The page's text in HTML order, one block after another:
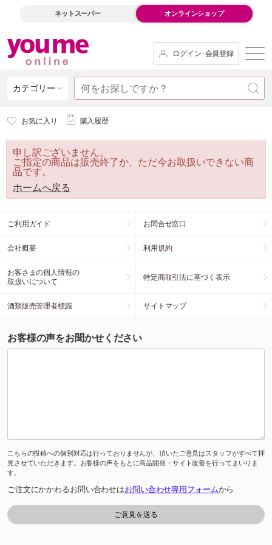
ネットスーパー オンラインショップ
ログイン･会員登録
カテゴリー
お気に入り 購入履歴
申し訳ございません。
ご指定の商品は販売終了か、ただ今お取扱いできない商
品です。
ホームへ戻る
ご利用ガイド お問合せ窓口
会社概要 利用規約
お客さまの個人情報の
取扱いについて
特定商取引法に基づく表示
酒類販売管理者標識 サイトマップ
お客様の声をお聞かせください
こちらの投稿への個別対応は行っておりませんが、頂いたご意見はスタッフがすべて拝
見させていただきます。お客様の声をもとに商品開発・サイト改善を行ってまいりま
す。
ご注文にかかわるお問い合わせはお問い合わせ専用フォームから